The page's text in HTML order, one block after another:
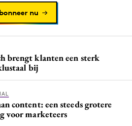
nu
brengt klanten een sterk
bij
content: een steeds grotere
voor marketeers